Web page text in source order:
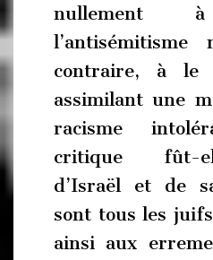
nullement
contraire, à le
assimilant une
racisme
critique fût-
d’Israël et de
sont tous les
ainsi aux